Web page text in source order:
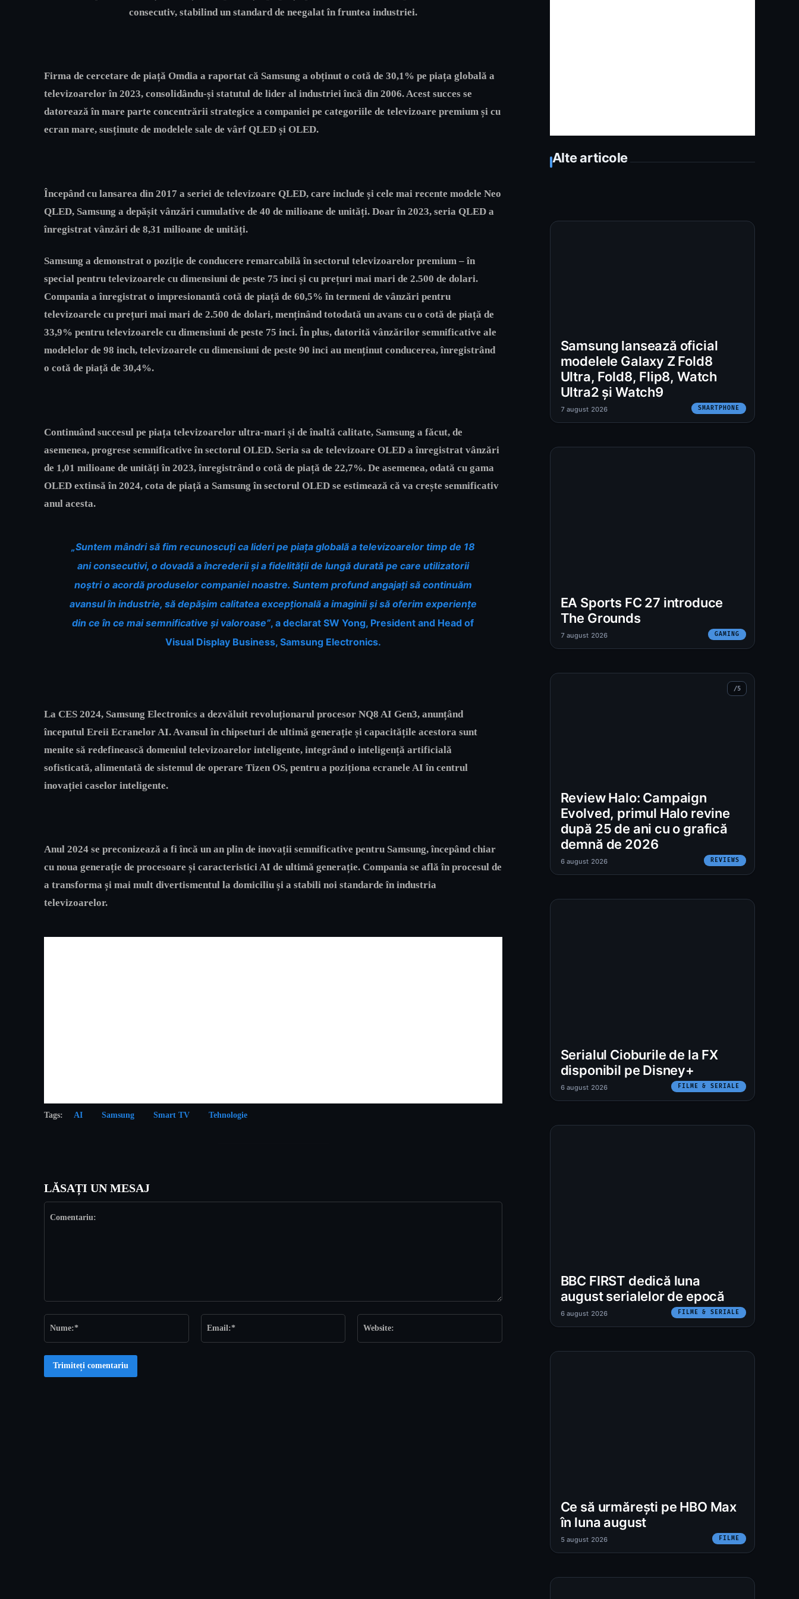
consecutiv, stabilind un standard de neegalat în fruntea industriei.
Firma de cercetare de piață Omdia a raportat că Samsung a obținut o cotă de 30,1% pe piața globală a
televizoarelor în 2023, consolidându-și statutul de lider al industriei încă din 2006. Acest succes se
datorează în mare parte concentrării strategice a companiei pe categoriile de televizoare premium și cu
ecran mare, susținute de modelele sale de vârf QLED și OLED.
Începând cu lansarea din 2017 a seriei de televizoare QLED, care include și cele mai recente modele Neo
QLED, Samsung a depășit vânzări cumulative de 40 de milioane de unități. Doar în 2023, seria QLED a
înregistrat vânzări de 8,31 milioane de unități.
Samsung a demonstrat o poziție de conducere remarcabilă în sectorul televizoarelor premium – în
special pentru televizoarele cu dimensiuni de peste 75 inci și cu prețuri mai mari de 2.500 de dolari.
Compania a înregistrat o impresionantă cotă de piață de 60,5% în termeni de vânzări pentru
televizoarele cu prețuri mai mari de 2.500 de dolari, menținând totodată un avans cu o cotă de piață de
33,9% pentru televizoarele cu dimensiuni de peste 75 inci. În plus, datorită vânzărilor semnificative ale
modelelor de 98 inch, televizoarele cu dimensiuni de peste 90 inci au menținut conducerea, înregistrând
o cotă de piață de 30,4%.
Continuând succesul pe piața televizoarelor ultra-mari și de înaltă calitate, Samsung a făcut, de
asemenea, progrese semnificative în sectorul OLED. Seria sa de televizoare OLED a înregistrat vânzări
de 1,01 milioane de unități în 2023, înregistrând o cotă de piață de 22,7%. De asemenea, odată cu gama
OLED extinsă în 2024, cota de piață a Samsung în sectorul OLED se estimează că va crește semnificativ
anul acesta.
„Suntem mândri să fim recunoscuți ca lideri pe piața globală a televizoarelor timp de 18
ani consecutivi, o dovadă a încrederii și a fidelității de lungă durată pe care utilizatorii
noștri o acordă produselor companiei noastre. Suntem profund angajați să continuăm
avansul în industrie, să depășim calitatea excepțională a imaginii și să oferim experiențe
din ce în ce mai semnificative și valoroase”, a declarat SW Yong, President and Head of
Visual Display Business, Samsung Electronics.
La CES 2024, Samsung Electronics a dezvăluit revoluționarul procesor NQ8 AI Gen3, anunțând
începutul Ereii Ecranelor AI. Avansul în chipseturi de ultimă generație și capacitățile acestora sunt
menite să redefinească domeniul televizoarelor inteligente, integrând o inteligență artificială
sofisticată, alimentată de sistemul de operare Tizen OS, pentru a poziționa ecranele AI în centrul
inovației caselor inteligente.
Anul 2024 se preconizează a fi încă un an plin de inovații semnificative pentru Samsung, începând chiar
cu noua generație de procesoare și caracteristici AI de ultimă generație. Compania se află în procesul de
a transforma și mai mult divertismentul la domiciliu și a stabili noi standarde în industria
televizoarelor.
Tags: AI Samsung Smart TV Tehnologie
LĂSAȚI UN MESAJ
Alte articole
Samsung lansează oficial
modelele Galaxy Z Fold8
Ultra, Fold8, Flip8, Watch
Ultra2 și Watch9
SMARTPHONE
7 august 2026
EA Sports FC 27 introduce
The Grounds
GAMING
7 august 2026
Review Halo: Campaign
Evolved, primul Halo revine
după 25 de ani cu o grafică
demnă de 2026
REVIEWS
6 august 2026
Serialul Cioburile de la FX
disponibil pe Disney+
FILME & SERIALE
6 august 2026
BBC FIRST dedică luna
august serialelor de epocă
FILME & SERIALE
6 august 2026
Ce să urmărești pe HBO Max
în luna august
FILME
5 august 2026